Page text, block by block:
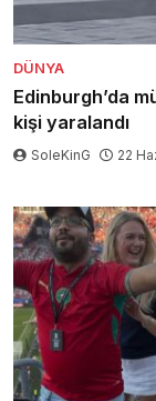
DÜNYA
Edinburgh’da
kişi yaralandı
SoleKinG 22